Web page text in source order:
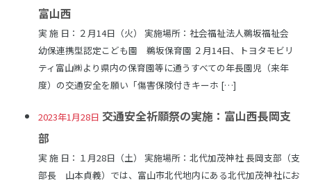
富山西
実 施 日：２月14日（火） 実施場所：社会福祉法人鵜坂福祉会
幼保連携型認定こども園 鵜坂保育園 ２月14日、トヨタモビリ
ティ富山㈱より県内の保育園等に通うすべての年長園児（来年
度）の交通安全を願い「傷害保険付きキーホ […]
2023年1月28日 交通安全祈願祭の実施：富山西長岡支
部
実 施 日：１月28日（土） 実施場所：北代加茂神社 長岡支部（支
部長 山本貞義）では、富山市北代地内にある北代加茂神社にお